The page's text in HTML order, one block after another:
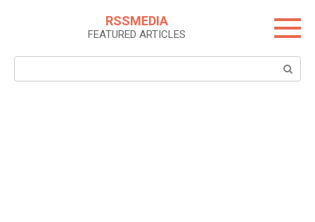
RSSMEDIA
FEATURED ARTICLES
Search: